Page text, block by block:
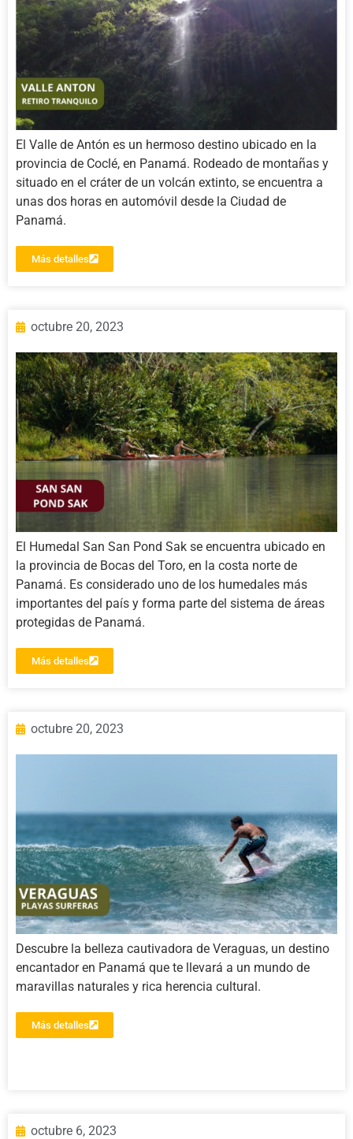
El Valle de Antón es un hermoso destino ubicado en la
provincia de Coclé, en Panamá. Rodeado de montañas y
situado en el cráter de un volcán extinto, se encuentra a
unas dos horas en automóvil desde la Ciudad de
Panamá.
Más detalles
octubre 20, 2023
El Humedal San San Pond Sak se encuentra ubicado en
la provincia de Bocas del Toro, en la costa norte de
Panamá. Es considerado uno de los humedales más
importantes del país y forma parte del sistema de áreas
protegidas de Panamá.
Más detalles
octubre 20, 2023
Descubre la belleza cautivadora de Veraguas, un destino
encantador en Panamá que te llevará a un mundo de
maravillas naturales y rica herencia cultural.
Más detalles
octubre 6, 2023